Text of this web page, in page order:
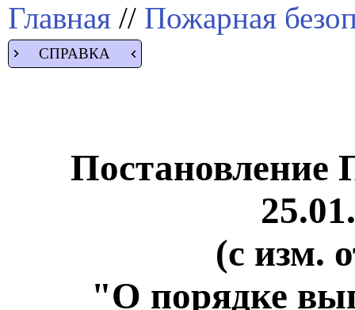
Главная // Пожарная
СПРАВКА
Постановление
(с изм.
"О порядке